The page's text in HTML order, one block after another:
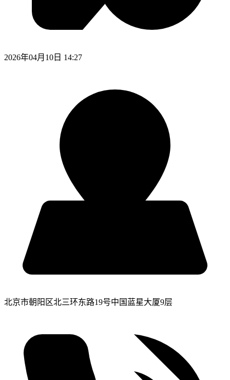
2026年04月10日 14:27
北京市朝阳区北三环东路19号中国蓝星大厦9层